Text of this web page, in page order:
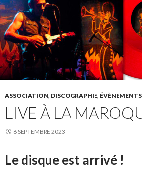
ASSOCIATION, DISCOGRAPHIE, ÉVÈNEMENTS
LIVE À LA
6 SEPTEMBRE 2023
Le disque est arrivé !